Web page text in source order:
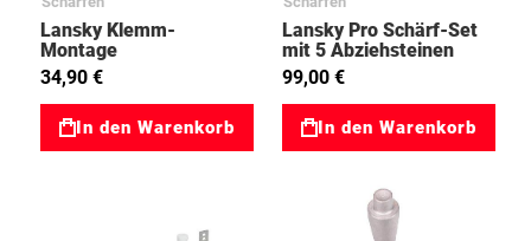
Lansky Klemm-
Montage
34,90 €
In den Warenkorb
Lansky Pro Schärf-Set
mit 5 Abziehsteinen
70290005
99,00 €
In den Warenkorb